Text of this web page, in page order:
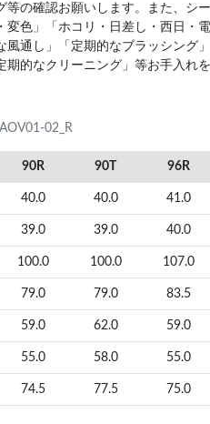
の確認お願いします。また、シ
色」「ホコリ・日差し・西日・
通し」「定期的なブラッシング
期的なクリーニング」等お手入れ
02_R
90R 90T 96R
40.0 40.0 41.0
39.0 39.0 40.0
100.0 100.0 107.0
79.0 79.0 83.5
59.0 62.0 59.0
55.0 58.0 55.0
74.5 77.5 75.0